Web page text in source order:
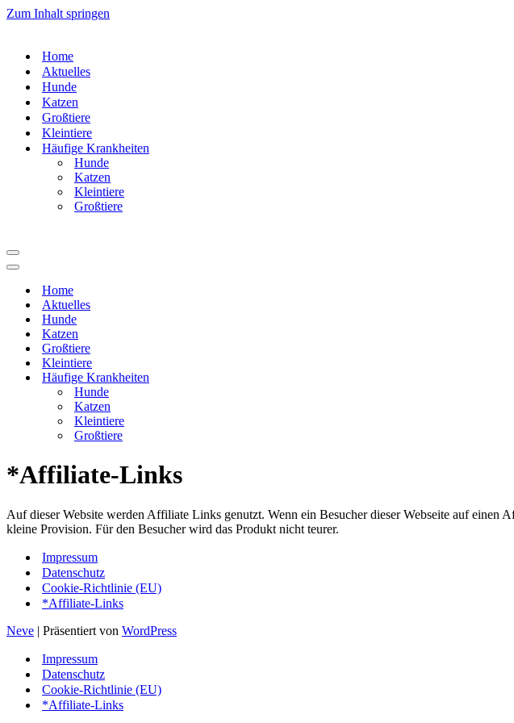
Zum Inhalt springen
Home
Aktuelles
Hunde
Katzen
Großtiere
Kleintiere
Häufige Krankheiten
Hunde
Katzen
Kleintiere
Großtiere
Navigations-
Menü
Navigations-
Home
Aktuelles
Hunde
Katzen
Großtiere
Kleintiere
Häufige Krankheiten
Hunde
Katzen
Kleintiere
Großtiere
*Affiliate-Links
Auf dieser Website werden Affiliate Links genutzt. Wenn ein Besucher dieser Webseite auf
kleine Provision. Für den Besucher wird das Produkt nicht teurer.
Impressum
Datenschutz
Cookie-Richtlinie (EU)
*Affiliate-Links
Neve | Präsentiert von WordPress
Impressum
Datenschutz
Cookie-Richtlinie (EU)
*Affiliate-Links